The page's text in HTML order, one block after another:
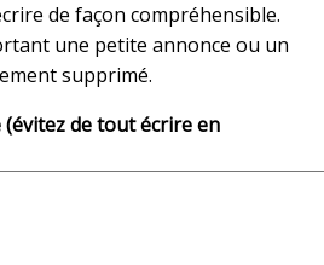
de façon compréhensible.
une petite annonce ou un
supprimé.
de tout écrire en